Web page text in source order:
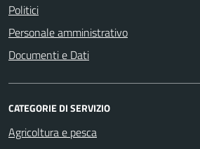
Politici
Personale amministrativo
Documenti e Dati
CATEGORIE DI SERVIZIO
Agricoltura e pesca